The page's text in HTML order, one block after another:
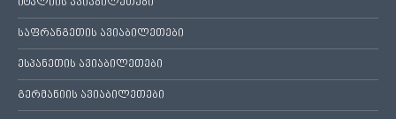
იტალიის ავიაბილეთები
საფრანგეთის ავიაბილეთები
ესპანეთის ავიაბილეთები
გერმანიის ავიაბილეთები